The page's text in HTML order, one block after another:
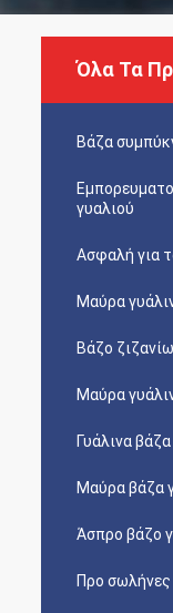
Όλα Τα
Βάζα
γυαλιού
Ασφαλή για
Μαύρα
Βάζο
Μαύρα
Γυάλινα
Μαύρα βάζα
Άσπρο βάζο
Προ